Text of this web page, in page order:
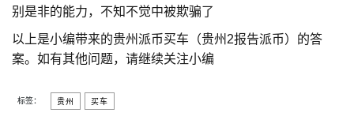
别是非的能力，不知不觉中被欺骗了
以上是小编带来的贵州派币买车（贵州2报告派币）的答
案。如有其他问题，请继续关注小编
标签： 贵州 买车